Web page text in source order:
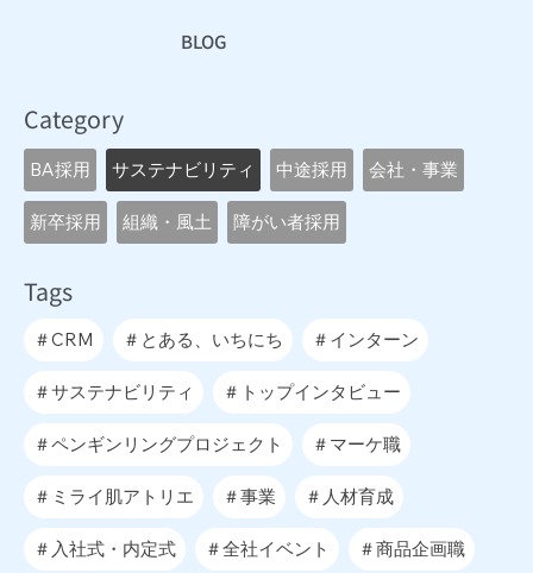
BLOG
Category
BA採用 サステナビリティ 中途採用 会社・事業
新卒採用 組織・風土 障がい者採用
Tags
＃CRM ＃とある、いちにち ＃インターン
＃サステナビリティ ＃トップインタビュー
＃ペンギンリングプロジェクト ＃マーケ職
＃ミライ肌アトリエ ＃事業 ＃人材育成
＃入社式・内定式 ＃全社イベント ＃商品企画職